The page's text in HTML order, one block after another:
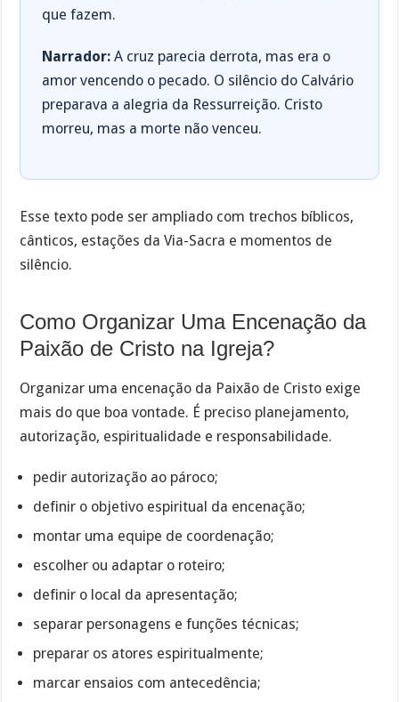
que fazem.
Narrador: A cruz parecia derrota, mas era o
amor vencendo o pecado. O silêncio do Calvário
preparava a alegria da Ressurreição. Cristo
morreu, mas a morte não venceu.
Esse texto pode ser ampliado com trechos bíblicos,
cânticos, estações da Via-Sacra e momentos de
silêncio.
Como Organizar Uma Encenação da
Paixão de Cristo na Igreja?
Organizar uma encenação da Paixão de Cristo exige
mais do que boa vontade. É preciso planejamento,
autorização, espiritualidade e responsabilidade.
pedir autorização ao pároco;
definir o objetivo espiritual da encenação;
montar uma equipe de coordenação;
escolher ou adaptar o roteiro;
definir o local da apresentação;
separar personagens e funções técnicas;
preparar os atores espiritualmente;
marcar ensaios com antecedência;